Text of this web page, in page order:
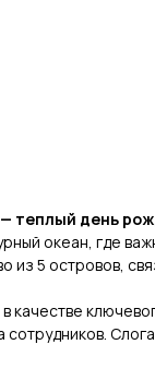
— теплый день
океан, где
из 5 островов,
качестве